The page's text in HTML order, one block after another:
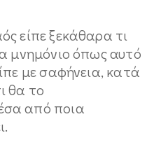
είπε ξεκάθαρα τι
μνημόνιο όπως αυτό
με σαφήνεια, κατά
θα το
από ποια